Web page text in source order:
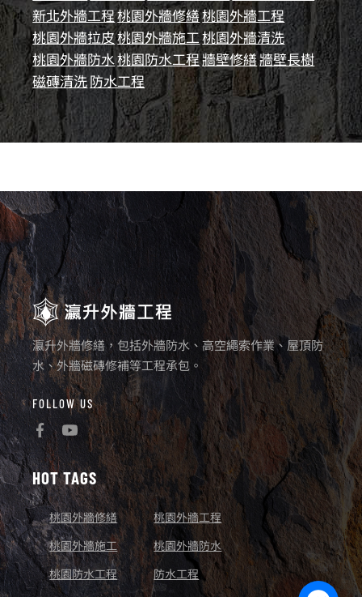
新北外牆工程桃園外牆修繕桃園外牆工程
桃園外牆拉皮桃園外牆施工桃園外牆清洗
桃園外牆防水 桃園防水工程牆壁修繕牆壁長樹
磁磚清洗防水工程
瀛升外牆修繕，包括外牆防水、高空繩索作業、屋頂防
水、外牆磁磚修補等工程承包。
FOLLOW US
HOT TAGS
桃園外牆修繕 桃園外牆工程
桃園外牆施工 桃園外牆防水
桃園防水工程 防水工程